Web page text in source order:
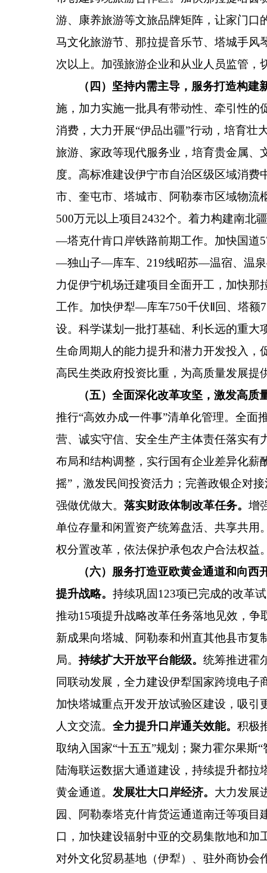
游、康养旅游等文旅品牌矩阵，让家门口
马文化旅游节、那拉提音乐节、塔城手风
次以上。 加强旅游企业和从业人员监管，
（四）坚持内需主导，服务打造构建
施，加力实施一批具有带动性、牵引性的
消费，大力开展“伊品出疆”行动，培育壮
旅游、家政等现代服务业，培育贵金属、
度。高标准建设伊宁市自治区级区域消
市、奎屯市、塔城市、阿勒泰市区域物流
500万元以上项目2432个。 着力构建南北
—塔克什肯口岸铁路前期工作。 加快国道
—独山子—库车、 219线昭苏—温宿、温泉
力促伊宁机场迁建项目全面开工，加快
工作。加快伊犁—库车750千伏Ⅱ回、塔额
设。科学谋划一批打基础、利长远的重大
生命周期人的能力提升和潜力开发投入，
高民生类政府投资比重，为高质量发展提
（五）全面深化改革攻坚，激发高质
推行“高效办成一件事”清单化管理。全面
营、诚实守信、安全生产主体责任落实有
布局和结构调整，实行国有企业差异化薪
摇” ，激发民间投资活力；完善政银企对
强做优做大。 落实财政体制改革任务。 增
单位存量和闲置资产统筹盘活、共享共用
权分置改革，依法保护承包农户合法权益
（六）服务打造亚欧黄金通道和向
提升战略。 持续巩固123项已完成的改革
推动15项提升战略改革任务落地见效，争
新成果向塔城、阿勒泰和州直其他县市
局。 持续扩大开放平台能级。 统筹推进霍
同联动发展，全力建设伊犁国家跨境电子
加快塔城重点开发开放试验区建设，吸
人文交流。 全力提升口岸通关效能。 积极
取纳入国家“十五五”规划；聚力霍尔果斯“
陆海联运数据大通道建设，持续提升都
黄金通道。 发展壮大口岸经济。 大力发展
园、阿勒泰塔克什肯货运通道南迁等项目
口，加快建设辐射中亚的交易集散地和加
对外文化贸易基地（伊犁）、驻外商协